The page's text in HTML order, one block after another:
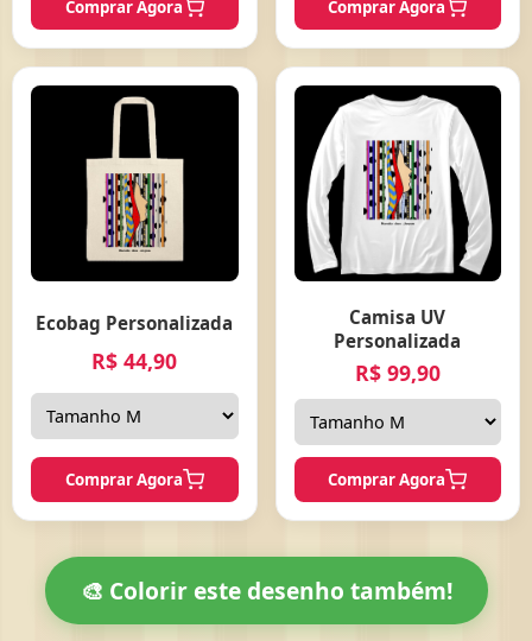
Comprar Agora Comprar Agora
Ecobag Personalizada
R$ 44,90
Comprar Agora
Camisa UV
Personalizada
R$ 99,90
Comprar Agora
🎨 Colorir este desenho também!